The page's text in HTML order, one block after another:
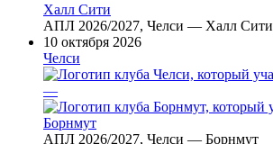
Халл Сити
АПЛ 2026/2027, Челси — Халл Сити
10 октября 2026
Челси
—
Борнмут
АПЛ 2026/2027, Челси — Борнмут